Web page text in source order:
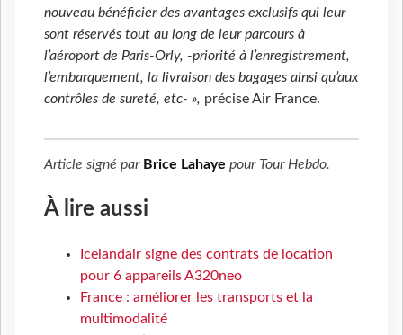
nouveau bénéficier des avantages exclusifs qui leur
sont réservés tout au long de leur parcours à
l’aéroport de Paris-Orly, -priorité à l’enregistrement,
l’embarquement, la livraison des bagages ainsi qu’aux
contrôles de sureté, etc- », précise Air France.
Article signé par Brice Lahaye pour Tour Hebdo.
À lire aussi
Icelandair signe des contrats de location
pour 6 appareils A320neo
France : améliorer les transports et la
multimodalité